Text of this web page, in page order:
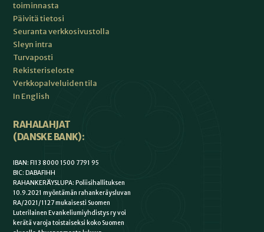
toiminnasta
Päivitä tietosi
Seuranta verkkosivustolla
Sleyn intra
Turvaposti
Rekisteriseloste
Verkkopalveluiden tila
In English
RAHALAHJAT
(DANSKE BANK):
IBAN: FI13 8000 1500 7791 95
BIC: DABAFIHH
RAHANKERÄYSLUPA: Poliisihallituksen
10.9.2021 myöntämän rahankeräysluvan
RA/2021/1127 mukaisesti Suomen
Luterilainen Evankeliumiyhdistys ry voi
kerätä varoja toistaiseksi koko Suomen